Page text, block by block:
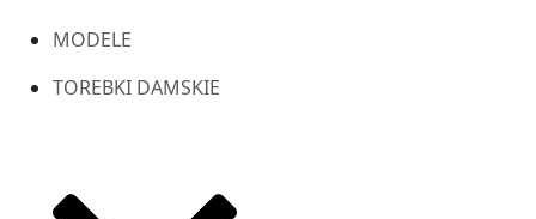
MODELE
TOREBKI DAMSKIE